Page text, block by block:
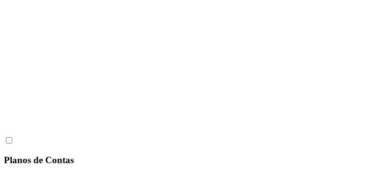
Planos de Contas